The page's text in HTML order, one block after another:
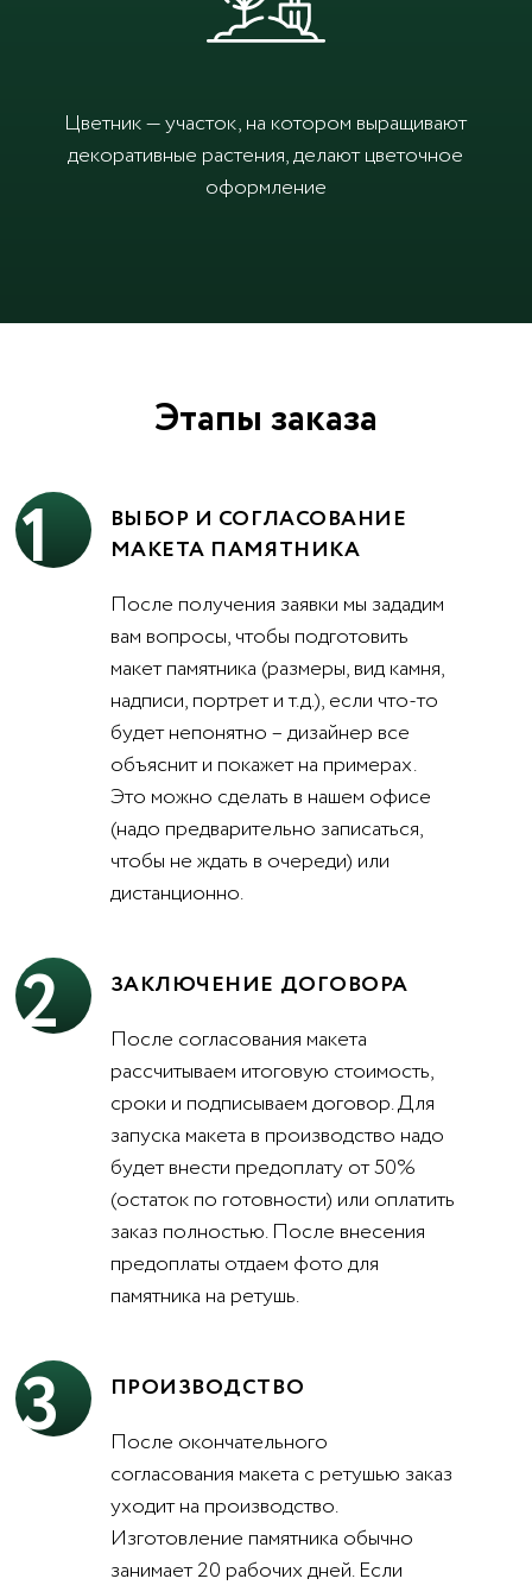
Цветник — участок, на котором выращивают
декоративные растения, делают цветочное
оформление
Этапы заказа
1
ВЫБОР И СОГЛАСОВАНИЕ
МАКЕТА ПАМЯТНИКА
После получения заявки мы зададим
вам вопросы, чтобы подготовить
макет памятника (размеры, вид камня,
надписи, портрет и т.д.), если что-то
будет непонятно – дизайнер все
объяснит и покажет на примерах.
Это можно сделать в нашем офисе
(надо предварительно записаться,
чтобы не ждать в очереди) или
дистанционно.
2
ЗАКЛЮЧЕНИЕ ДОГОВОРА
После согласования макета
рассчитываем итоговую стоимость,
сроки и подписываем договор. Для
запуска макета в производство надо
будет внести предоплату от 50%
(остаток по готовности) или оплатить
заказ полностью. После внесения
предоплаты отдаем фото для
памятника на ретушь.
3
ПРОИЗВОДСТВО
После окончательного
согласования макета с ретушью заказ
уходит на производство.
Изготовление памятника обычно
занимает 20 рабочих дней. Если